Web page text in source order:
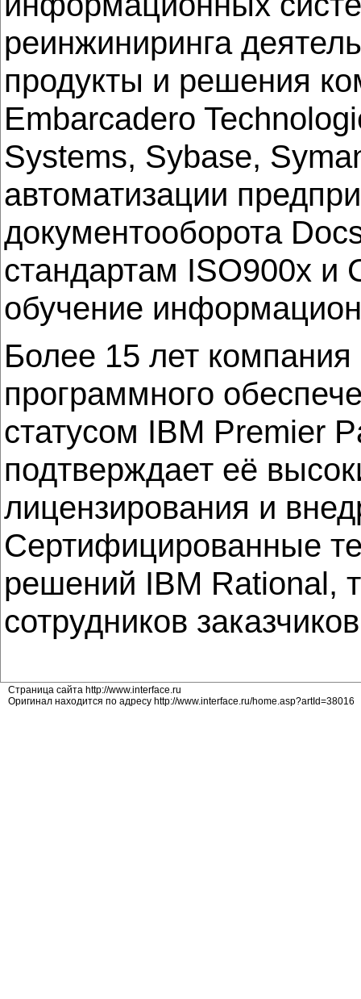
реинжиниринга
продукты и решения
Embarcadero
Systems, Sybase,
автоматизации
документооборота
стандартам ISO900x и
обучение
Более 15 лет
программного
статусом IBM Premier
подтверждает её
лицензирования и
Сертифицированные
решений IBM Rational,
сотрудников
Страница сайта http://www.interface.ru
Оригинал находится по адресу http://www.interface.ru/home.asp?artId=38016